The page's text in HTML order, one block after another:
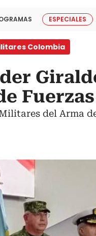
ESPECIALES
Colombia
del Arma